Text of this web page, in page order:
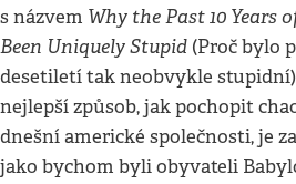
s názvem Why the Past 10 Years
Been Uniquely Stupid (Proč bylo
desetiletí tak neobvykle
nejlepší způsob, jak pochopit
dnešní americké společnosti, je
jako bychom byli obyvateli